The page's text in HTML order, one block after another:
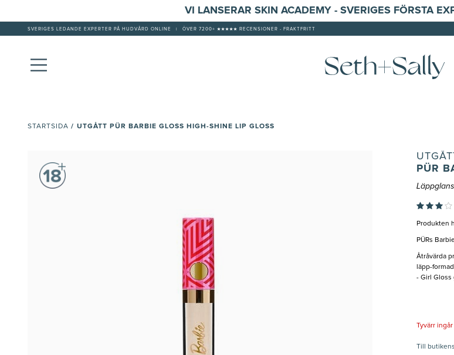
VI LANSERAR SKIN ACADEMY - SVERIGES FÖRSTA
SVERIGES LEDANDE EXPERTER PÅ HUDVÅRD ONLINE ÖVER 7200+ ★★★★★ RECENSIONER - FRAKTFRITT
STARTSIDA / UTGÅTT PÜR BARBIE GLOSS HIGH-SHINE LIP GLOSS
PÜR
Produkten
PÜRs
Åtråvärda
läpp-
- Girl Gloss
Tyvärr
Till